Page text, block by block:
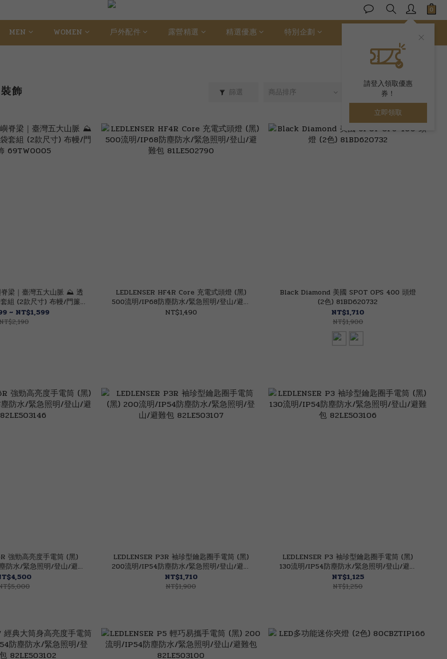
請登入領取優惠
券！
立即領取
MEN WOMEN 戶外配件 露營精選 精選優惠 特別企劃
飾 篩選 商品排序 每頁顯示 24 個
梁｜臺灣五大山脈 ⛰︎ 透
組 (2款尺寸) 布幔/門簾/
69TW0005
~ NT$1,599
LEDLENSER HF4R Core 充電式頭燈 (黑)
500流明/IP68防塵防水/緊急照明/登山/避難
包 81LE502790
NT$1,490
Black Diamond 美國 SPOT OPS 400 頭燈
(2色) 81BD620732
NT$1,710
NT$1,900
強勁高亮度手電筒 (黑)
防水/緊急照明/登山/避難
LEDLENSER P3R 袖珍型鑰匙圈手電筒 (黑)
200流明/IP54防塵防水/緊急照明/登山/避難
包 82LE503107
NT$1,710
NT$1,900
LEDLENSER P3 袖珍型鑰匙圈手電筒 (黑)
130流明/IP54防塵防水/緊急照明/登山/避難
包 82LE503106
NT$1,125
NT$1,250